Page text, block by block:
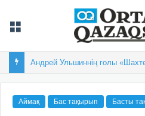
Андрей Ульшиннің голы
Аймақ Бас тақырып Басты